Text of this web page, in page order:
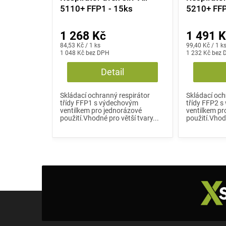
5110+ FFP1 - 15ks
1 048 Kč bez DPH
1 268 Kč
Měrná
cena:
84,53 Kč / 1 ks
Detail
Skládací ochranný respirátor
třídy FFP1 s výdechovým
ventilkem pro jednorázové
použití.Vhodné pro větší tvary...
5210+
1 232 Kč bez
1 491
Měrná
cena:
99,40 Kč / 1 ks
Skládací
třídy FFP2 s
ventilkem